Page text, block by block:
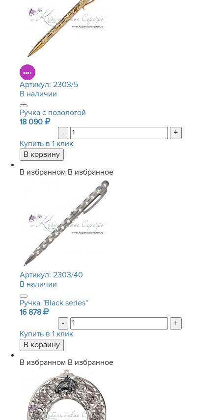
Артикул: 2303/5
В наличии
Ручка с позолотой
18 090
-
+
Купить в 1 клик
В избранном В избранное
Артикул: 2303/40
В наличии
Ручка "Black series"
16 878
-
+
Купить в 1 клик
В избранном В избранное